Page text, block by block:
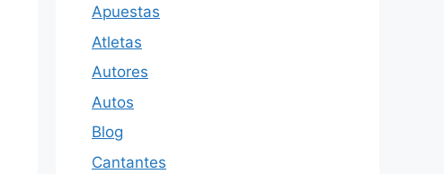
Apuestas
Atletas
Autores
Autos
Blog
Cantantes